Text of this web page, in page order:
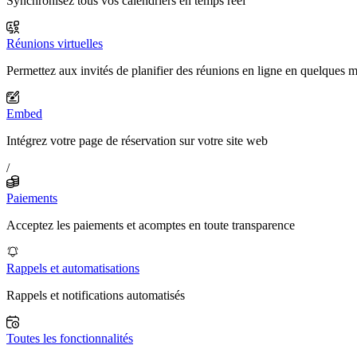
Réunions virtuelles
Permettez aux invités de planifier des réunions en ligne en quelques
Embed
Intégrez votre page de réservation sur votre site web
/
Paiements
Acceptez les paiements et acomptes en toute transparence
Rappels et automatisations
Rappels et notifications automatisés
Toutes les fonctionnalités